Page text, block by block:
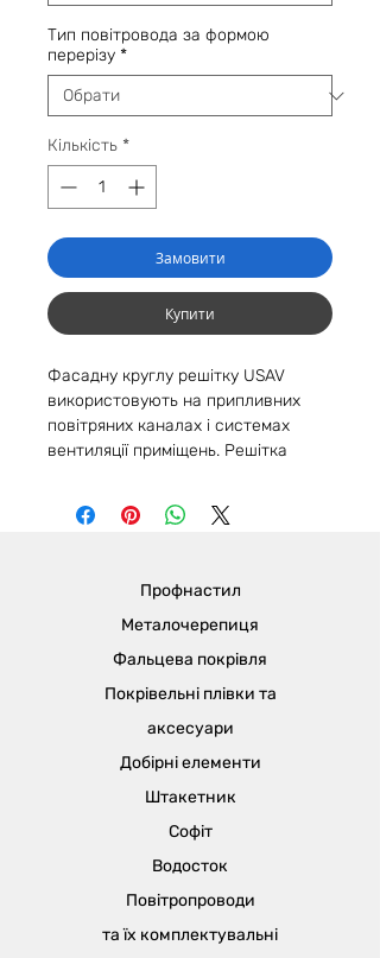
Тип повітровода за формою
перерізу *
Кількість *
Замовити
Купити
Фасадну круглу решітку USAV
використовують на припливних
повітряних каналах і системах
вентиляції приміщень. Решітка
повітряні маси з приміщення і, а з
вулиці надходить чисте свіже
в повітропровід сміття, пилу, птахів
і гризунів. Виріб монтують на
фасадну частину будівлі.
Забезпечує вільну циркуляцію
витяжного і припливного повітря
у вентиляційних системах.
Профнастил
Металочерепиця
Фальцева покрівля
Покрівельні плівки та
аксесуари
Добірні елементи
Штакетник
Софіт
Водосток
Повітропроводи
та їх комплектувальні